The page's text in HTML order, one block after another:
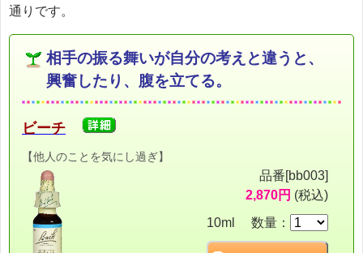
通りです。
相手の振る舞いが自分の考えと違うと、
興奮したり、腹を立てる。
ビーチ
【他人のことを気にし過ぎ】
品番[bb003]
2,870円 (税込)
10ml 数量：